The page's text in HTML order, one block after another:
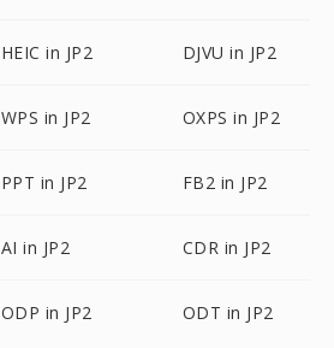
HEIC in JP2 DJVU in JP2
WPS in JP2 OXPS in JP2
PPT in JP2 FB2 in JP2
AI in JP2 CDR in JP2
ODP in JP2 ODT in JP2